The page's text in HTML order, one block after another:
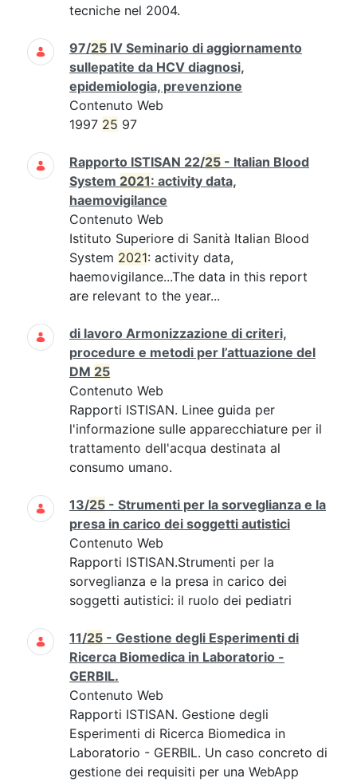
tecniche nel 2004.
97/25 IV Seminario di aggiornamento
sullepatite da HCV diagnosi,
epidemiologia, prevenzione
Contenuto Web
1997 25 97
Rapporto ISTISAN 22/25 - Italian Blood
System 2021: activity data,
haemovigilance
Contenuto Web
Istituto Superiore di Sanità Italian Blood
System 2021: activity data,
haemovigilance...The data in this report
are relevant to the year...
di lavoro Armonizzazione di criteri,
procedure e metodi per l’attuazione del
DM 25
Contenuto Web
Rapporti ISTISAN. Linee guida per
l'informazione sulle apparecchiature per il
trattamento dell'acqua destinata al
consumo umano.
13/25 - Strumenti per la sorveglianza e la
presa in carico dei soggetti autistici
Contenuto Web
Rapporti ISTISAN.Strumenti per la
sorveglianza e la presa in carico dei
soggetti autistici: il ruolo dei pediatri
11/25 - Gestione degli Esperimenti di
Ricerca Biomedica in Laboratorio -
GERBIL.
Contenuto Web
Rapporti ISTISAN. Gestione degli
Esperimenti di Ricerca Biomedica in
Laboratorio - GERBIL. Un caso concreto di
gestione dei requisiti per una WebApp